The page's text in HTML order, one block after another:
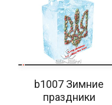
b1007 Зимние
праздники